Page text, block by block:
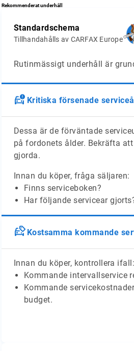
Rekommenderat underhåll
Standardschema
Tillhandahålls av CARFAX Europe
Rutinmässigt underhåll är
Kritiska försenade
Dessa är de förväntade
på fordonets ålder. Bekräfta
gjorda.
Innan du köper, fråga säljaren:
Finns serviceboken?
Har följande servicear
Kostsamma kommande
Innan du köper, kontrollera ifall:
Kommande intervallservice
Kommande
budget.